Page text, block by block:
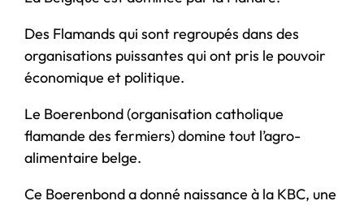
Des Flamands qui sont regroupés dans des
organisations puissantes qui ont pris le pouvoir
économique et politique.
Le Boerenbond (organisation catholique
flamande des fermiers) domine tout l’agro-
alimentaire belge.
Ce Boerenbond a donné naissance à la KBC, une